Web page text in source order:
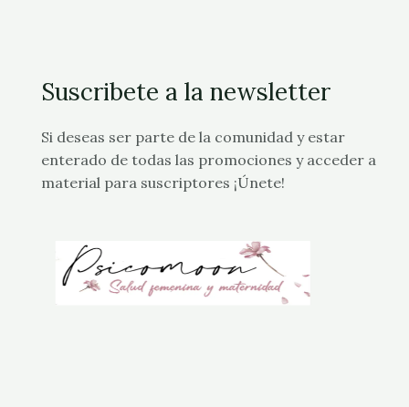
Suscribete a la newsletter
Si deseas ser parte de la comunidad y estar
enterado de todas las promociones y acceder a
material para suscriptores ¡Únete!